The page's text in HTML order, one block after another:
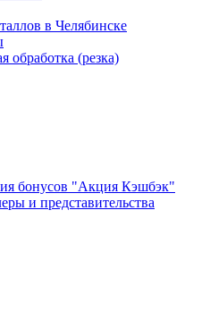
в Челябинске
обработка (резка)
бонусов "Акция Кэшбэк"
и представительства